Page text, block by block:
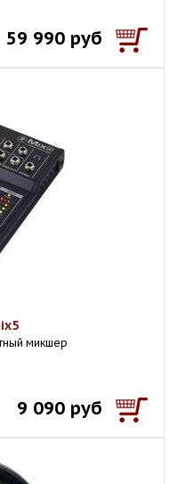
59 990 руб
микшер
9 090 руб